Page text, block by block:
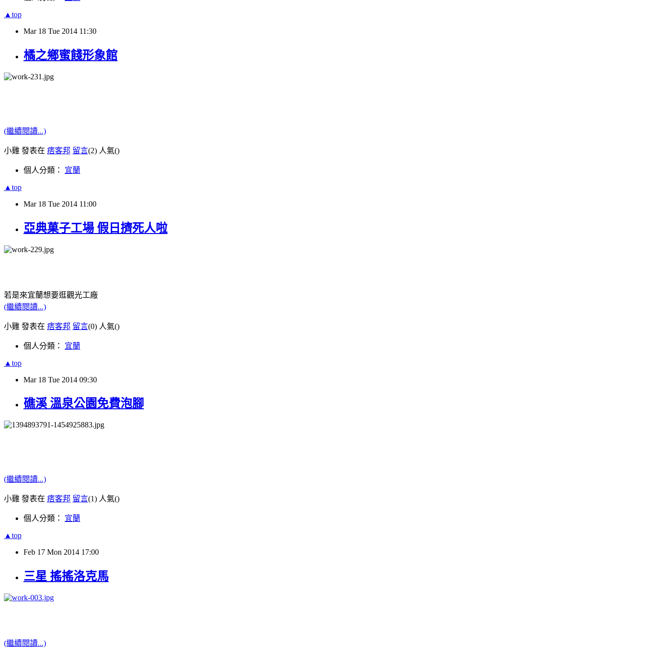
▲top
Mar 18 Tue 2014 11:30
橘之鄉蜜餞形象館
(繼續閱讀...)
小雞 發表在 痞客邦 留言(2) 人氣()
個人分類： 宜蘭
▲top
Mar 18 Tue 2014 11:00
亞典菓子工場 假日擠死人啦
若是來宜蘭想要逛觀光工廠
(繼續閱讀...)
小雞 發表在 痞客邦 留言(0) 人氣()
個人分類： 宜蘭
▲top
Mar 18 Tue 2014 09:30
礁溪 溫泉公園免費泡腳
(繼續閱讀...)
小雞 發表在 痞客邦 留言(1) 人氣()
個人分類： 宜蘭
▲top
Feb 17 Mon 2014 17:00
三星 搖搖洛克馬
(繼續閱讀...)